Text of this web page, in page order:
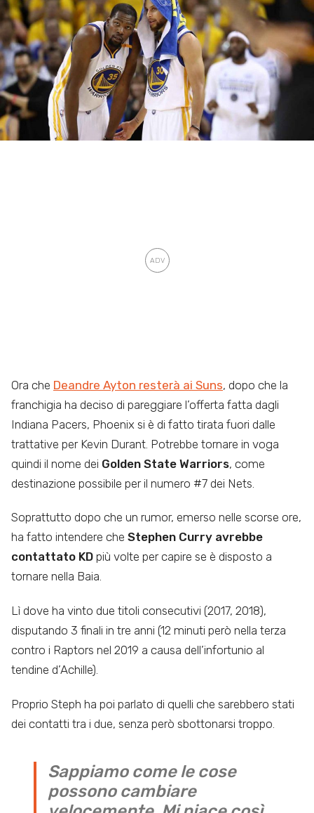
Ora che Deandre Ayton resterà ai Suns, dopo che la
franchigia ha deciso di pareggiare l’offerta fatta dagli
Indiana Pacers, Phoenix si è di fatto tirata fuori dalle
trattative per Kevin Durant. Potrebbe tornare in voga
quindi il nome dei Golden State Warriors, come
destinazione possibile per il numero #7 dei Nets.
Soprattutto dopo che un rumor, emerso nelle scorse ore,
ha fatto intendere che Stephen Curry avrebbe
contattato KD più volte per capire se è disposto a
tornare nella Baia.
Lì dove ha vinto due titoli consecutivi (2017, 2018),
disputando 3 finali in tre anni (12 minuti però nella terza
contro i Raptors nel 2019 a causa dell’infortunio al
tendine d’Achille).
Proprio Steph ha poi parlato di quelli che sarebbero stati
dei contatti tra i due, senza però sbottonarsi troppo.
Sappiamo come le cose
possono cambiare